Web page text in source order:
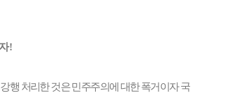
!
행 처리한 것은 민주주의에 대한 폭거이자 국